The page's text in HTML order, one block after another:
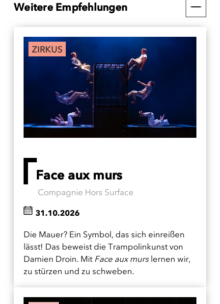
Weitere Empfehlungen
ZIRKUS
Face aux murs
Compagnie Hors Surface
Die Mauer? Ein Symbol, das sich einreißen
lässt! Das beweist die Trampolinkunst von
Damien Droin. Mit Face aux murs lernen wir,
zu stürzen und zu schweben.
31.10.2026